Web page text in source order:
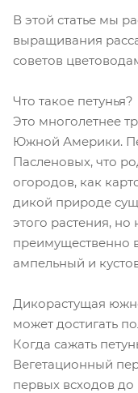
В этой статье мы
выращивания
советов
Что такое петунья?
Это многолетнее
Южной Америки.
Пасленовых, что
огородов, как
дикой природе
этого растения,
преимущественно
ампельный и
Дикорастущая
может достигать
Когда сажать
Вегетационный
первых всходов до